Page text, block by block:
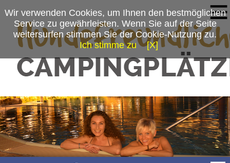
Wir verwenden Cookies, um Ihnen den bestmöglichen
Service zu gewährleisten. Wenn Sie auf der Seite
weitersurfen stimmen Sie der Cookie-Nutzung zu.
Ich stimme zu
[X]